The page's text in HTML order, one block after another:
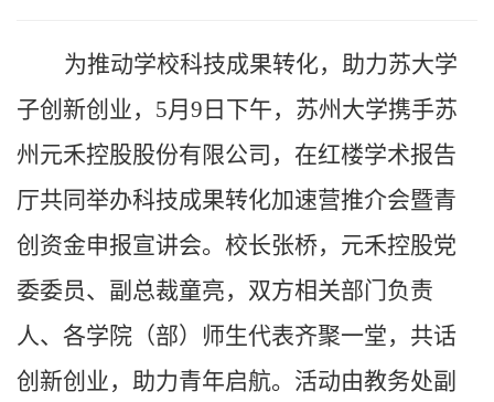
为推动学校科技成果转化，助力苏大学
子创新创业， 5月9日下午，苏州大学携手苏
州元禾控股股份有限公司，在红楼学术报告
厅共同举办科技成果转化加速营推介会暨青
创资金申报宣讲会。校长张桥，元禾控股党
委委员、副总裁童亮，双方相关部门负责
人、各学院（部）师生代表齐聚一堂，共话
创新创业，助力青年启航。活动由教务处副